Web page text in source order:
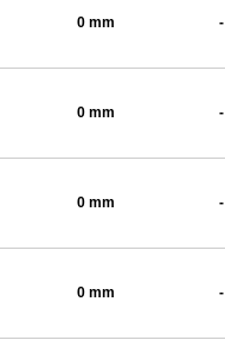
0 mm -
0 mm -
0 mm -
0 mm -